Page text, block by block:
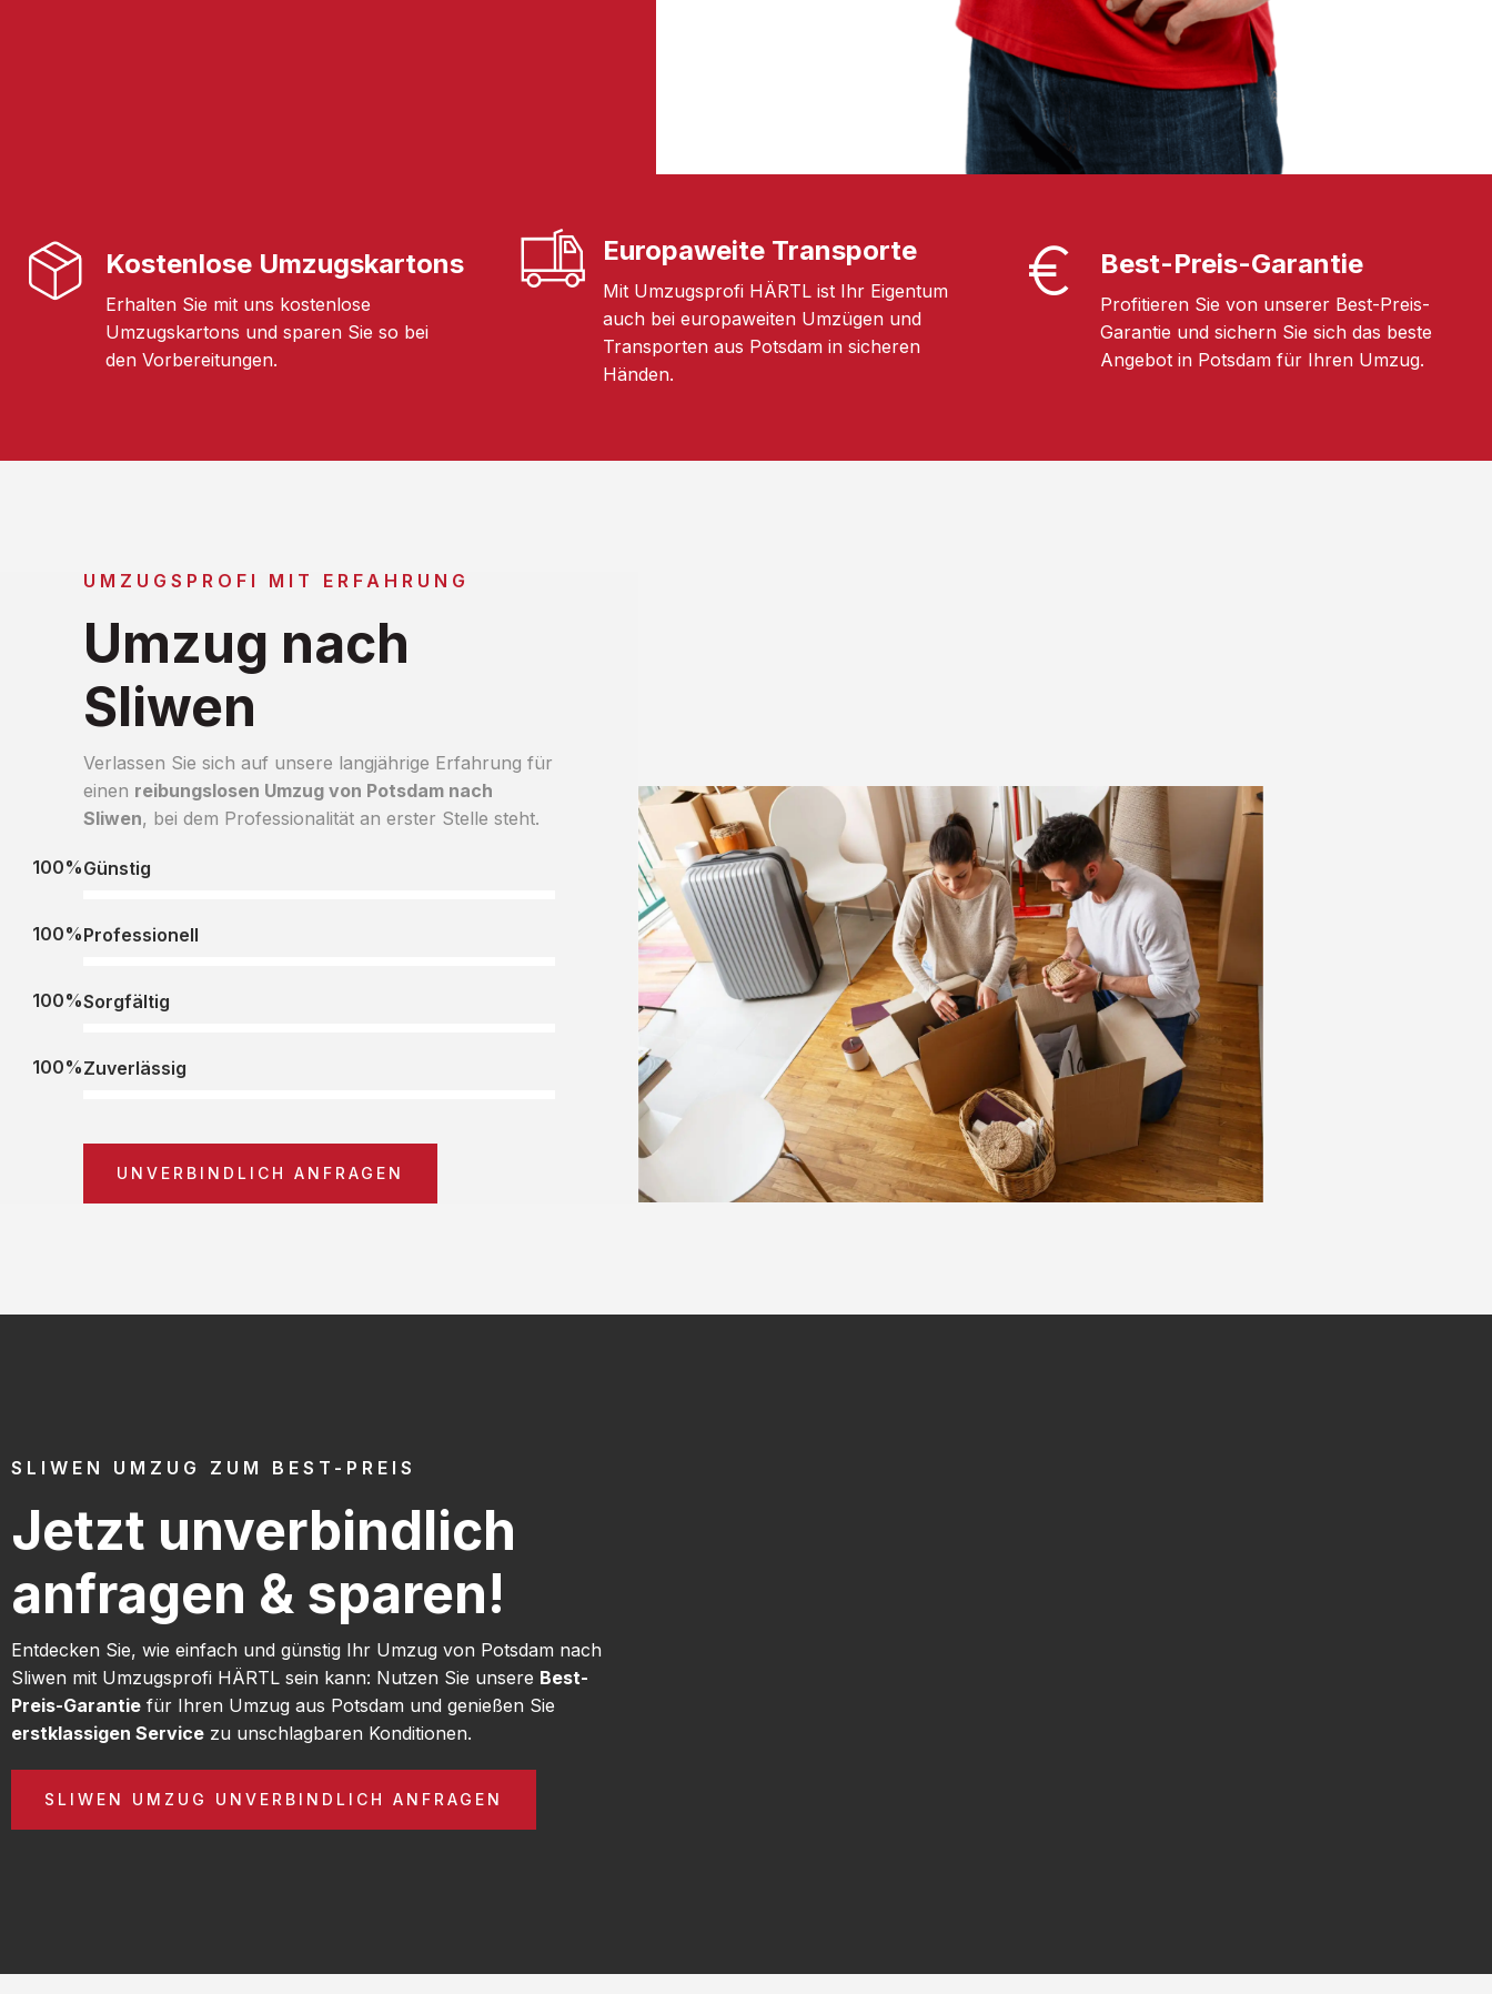
Kostenlose Umzugskartons
Erhalten Sie mit uns kostenlose
Umzugskartons und sparen Sie so bei
den Vorbereitungen.
Europaweite Transporte
Mit Umzugsprofi HÄRTL ist Ihr Eigentum
auch bei europaweiten Umzügen und
Transporten aus Potsdam in sicheren
Händen.
Best-Preis-Garantie
Profitieren Sie von unserer Best-Preis-
Garantie und sichern Sie sich das beste
Angebot in Potsdam für Ihren Umzug.
UMZUGSPROFI MIT ERFAHRUNG
Umzug nach
Sliwen
Verlassen Sie sich auf unsere langjährige Erfahrung für
einen reibungslosen Umzug von Potsdam nach
Sliwen, bei dem Professionalität an erster Stelle steht.
Günstig
100%
Professionell
100%
Sorgfältig
100%
Zuverlässig
100%
UNVERBINDLICH ANFRAGEN
SLIWEN UMZUG ZUM BEST-PREIS
Jetzt unverbindlich
anfragen & sparen!
Entdecken Sie, wie einfach und günstig Ihr Umzug von Potsdam nach
Sliwen mit Umzugsprofi HÄRTL sein kann: Nutzen Sie unsere Best-
Preis-Garantie für Ihren Umzug aus Potsdam und genießen Sie
erstklassigen Service zu unschlagbaren Konditionen.
SLIWEN UMZUG UNVERBINDLICH ANFRAGEN